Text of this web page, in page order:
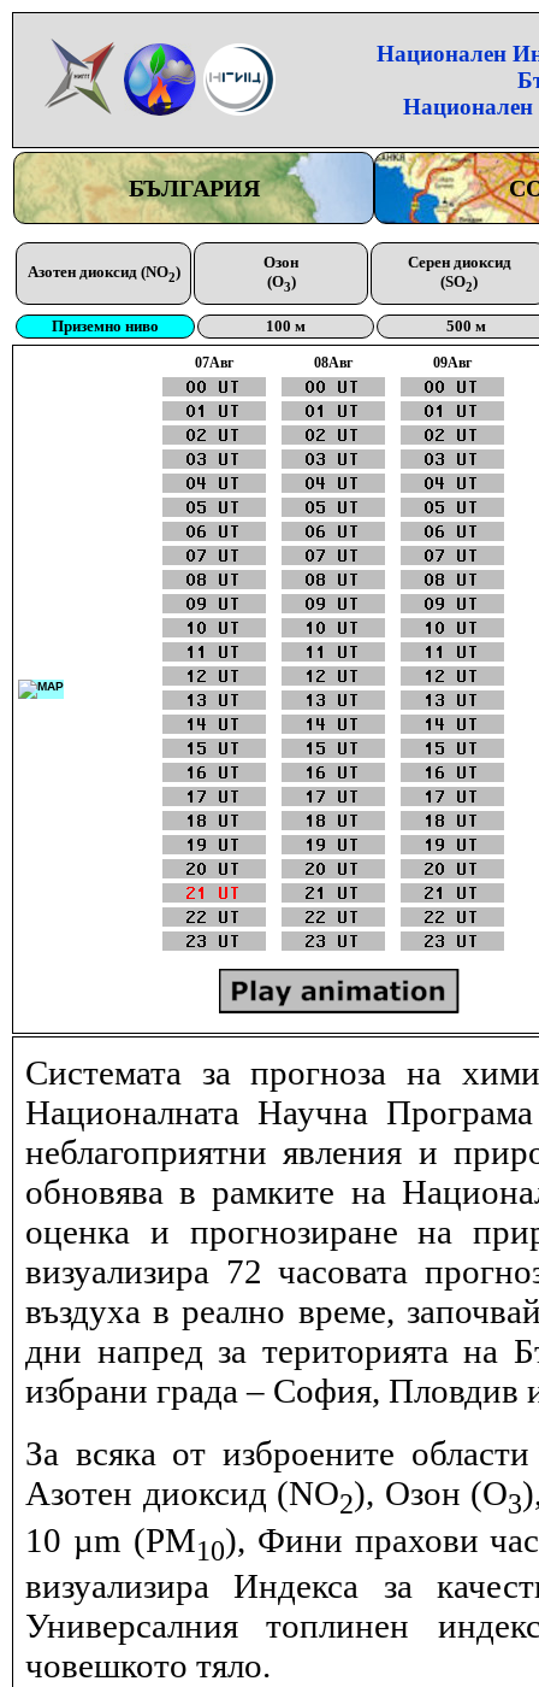
Национален
Национален
БЪЛГАРИЯ
Азотен диоксид (NO2)
Озон
(O3)
Серен диоксид
(SO2)
Приземно ниво 100 м 500 м
07Aвг 08Aвг 09Aвг
Системата за прогноза на
Националната Научна
неблагоприятни явления и
обновява в рамките на
оценка и прогнозиране на
визуализира 72 часовата
въздуха в реално време,
дни напред за територията на
избрани града – София, Пловдив
За всяка от изброените
Азотен диоксид (NO2), Озон (O3
10 µm (PM10), Фини прахови
визуализира Индекса за
Универсалния топлинен
човешкото тяло.